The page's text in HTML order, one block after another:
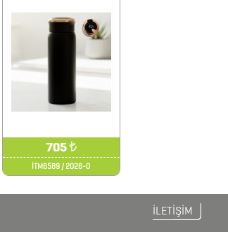
705₺
İTM6589 / 2026-0
İLETİŞİM